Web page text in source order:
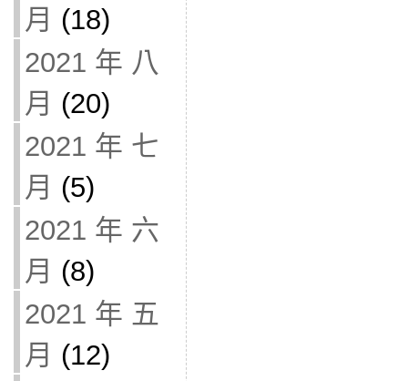
月 (18)
2021 年 八
月 (20)
2021 年 七
月 (5)
2021 年 六
月 (8)
2021 年 五
月 (12)